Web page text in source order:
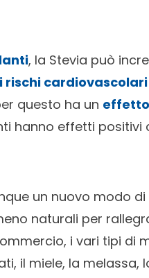
, la Stevia può
rischi cardiovascolari
questo ha un
hanno effetti positivi
un nuovo modo
naturali per
i vari tipi di
il miele, la melassa,